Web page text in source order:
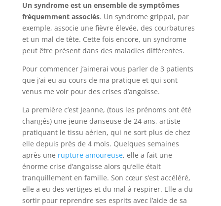
Un syndrome est un ensemble de symptômes
fréquemment associés. Un syndrome grippal, par
exemple, associe une fièvre élevée, des courbatures
et un mal de tête. Cette fois encore, un syndrome
peut être présent dans des maladies différentes.
Pour commencer j’aimerai vous parler de 3 patients
que j’ai eu au cours de ma pratique et qui sont
venus me voir pour des crises d’angoisse.
La première c’est Jeanne, (tous les prénoms ont été
changés) une jeune danseuse de 24 ans, artiste
pratiquant le tissu aérien, qui ne sort plus de chez
elle depuis près de 4 mois. Quelques semaines
après une rupture amoureuse, elle a fait une
énorme crise d’angoisse alors qu’elle était
tranquillement en famille. Son cœur s’est accéléré,
elle a eu des vertiges et du mal à respirer. Elle a du
sortir pour reprendre ses esprits avec l’aide de sa